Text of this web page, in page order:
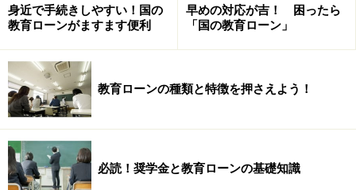
最新の情報や詳細については、必ず各金融機関やサービス提供者
の公式情報をご確認ください。
身近で手続きしやすい！国の
教育ローンがますます便利
早めの対応が吉！ 困ったら
「国の教育ローン」
教育ローンの種類と特徴を押さえよう！
必読！奨学金と教育ローンの基礎知識